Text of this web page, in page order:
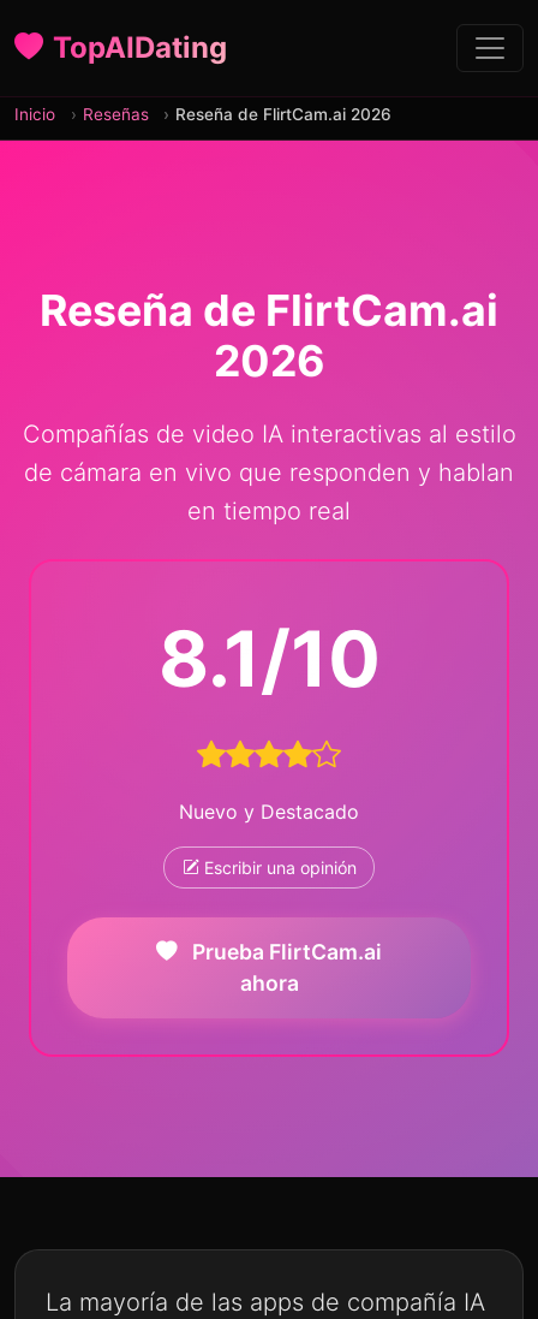
TopAIDating
Inicio Reseñas Reseña de FlirtCam.ai 2026
Reseña de FlirtCam.ai
2026
Compañías de video IA interactivas al estilo
de cámara en vivo que responden y hablan
en tiempo real
8.1/10
Nuevo y Destacado
Escribir una opinión
Prueba FlirtCam.ai
ahora
La mayoría de las apps de compañía IA